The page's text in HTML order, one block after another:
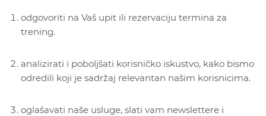
odgovoriti na Vaš upit ili rezervaciju termina za
trening.
analizirati i poboljšati korisničko iskustvo, kako bismo
odredili koji je sadržaj relevantan našim korisnicima.
oglašavati naše usluge, slati vam newslettere i